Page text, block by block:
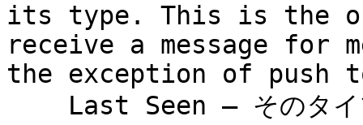
its type. This is the
receive a message for
the exception of push